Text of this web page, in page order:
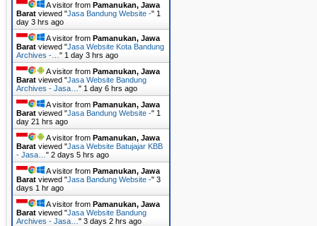
A visitor from Pamanukan, Jawa
Barat viewed "Jasa Bandung Website -" 1
day 3 hrs ago
A visitor from Pamanukan, Jawa
Barat viewed "Jasa Website Kota Bandung
Archives -… " 1 day 3 hrs ago
A visitor from Pamanukan, Jawa
Barat viewed "Jasa Website Bandung
Archives - Jasa… " 1 day 6 hrs ago
A visitor from Pamanukan, Jawa
Barat viewed "Jasa Bandung Website -" 1
day 21 hrs ago
A visitor from Pamanukan, Jawa
Barat viewed "Jasa Website Batujajar KBB
- Jasa… " 2 days 5 hrs ago
A visitor from Pamanukan, Jawa
Barat viewed "Jasa Bandung Website -" 3
days 1 hr ago
A visitor from Pamanukan, Jawa
Barat viewed "Jasa Website Bandung
Archives - Jasa… " 3 days 2 hrs ago